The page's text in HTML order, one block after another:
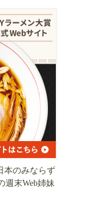
本のみならず
週末Web姉妹